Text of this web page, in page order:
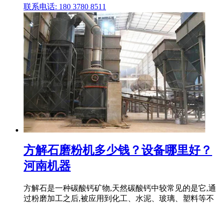
联系电话: 180 3780 8511
方解石磨粉机多少钱？设备哪里好？
河南机器
方解石是一种碳酸钙矿物,天然碳酸钙中较常见的是它,通
过粉磨加工之后,被应用到化工、水泥、玻璃、塑料等不